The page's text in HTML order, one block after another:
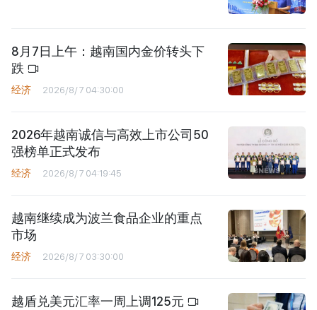
8月7日上午：越南国内金价转头下
跌
经济 2026/8/7 04:30:00
2026年越南诚信与高效上市公司50
强榜单正式发布
经济 2026/8/7 04:19:45
越南继续成为波兰食品企业的重点
市场
经济 2026/8/7 03:30:00
越盾兑美元汇率一周上调125元